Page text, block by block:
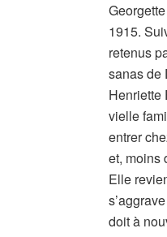
1915.
retenus
sanas de
Henriette
vielle
entrer
et, moins
Elle
doit à